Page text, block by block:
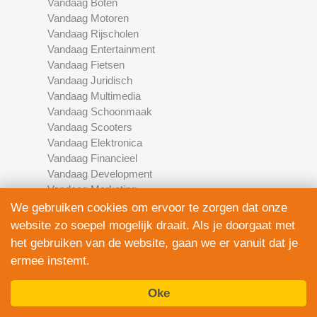
Vandaag Boten
Vandaag Motoren
Vandaag Rijscholen
Vandaag Entertainment
Vandaag Fietsen
Vandaag Juridisch
Vandaag Multimedia
Vandaag Schoonmaak
Vandaag Scooters
Vandaag Elektronica
Vandaag Financieel
Vandaag Development
Vandaag Marketing
Vandaag Fotografie
Contact
Bedrijven Inlog
We gebruiken cookies om ervoor te zorgen dat onze
website zo soepel mogelijk draait. Als je doorgaat met
het gebruiken van de website, gaan we er vanuit dat je
ermee instemt.
Oke